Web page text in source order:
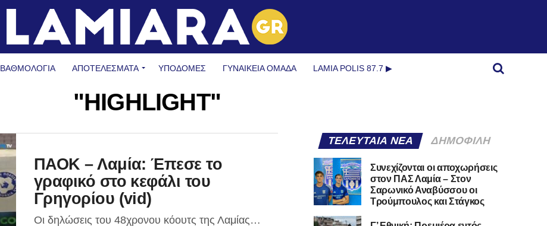
ΒΑΘΜΟΛΟΓΙΑ ΑΠΟΤΕΛΕΣΜΑΤΑ ΥΠΟΔΟΜΈΣ ΓΥΝΑΙΚΕΊΑ ΟΜΆΔΑ LAMIA POLIS 87.7 ▶︎
"HIGHLIGHT"
ΠΑΟΚ – Λαμία: Έπεσε το
γραφικό στο κεφάλι του
Γρηγορίου (vid)
Οι δηλώσεις του 48χρονου κόουτς της Λαμίας…
ΤΕΛΕΥΤΑΊΑ ΝΈΑ ΔΗΜΟΦΙΛΉ
Συνεχίζονται οι αποχωρήσεις
στον ΠΑΣ Λαμία – Στον
Σαρωνικό Αναβύσσου οι
Τρούμπουλος και Στάγκος